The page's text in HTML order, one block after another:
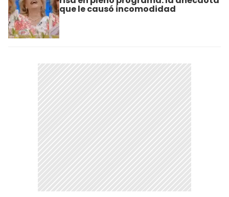
que le causó incomodidad